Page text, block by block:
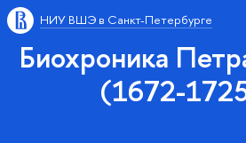
НИУ ВШЭ в Санкт-Петербурге
Биохроника
(1672-